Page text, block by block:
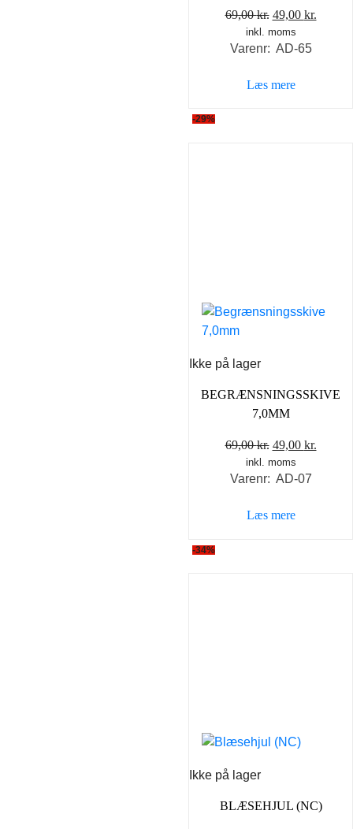
69,00kr. Den
oprindelige
pris
69,00 kr..
49,00 kr.
inkl. moms
Varenr: AD-65
Læs mere
-29%
Ikke på lager
BEGRÆNSNINGSSKIVE
7,0MM
69,00kr. Den
oprindelige
pris
69,00 kr..
49,00 kr.
inkl. moms
Varenr: AD-07
Læs mere
-34%
Ikke på lager
BLÆSEHJUL (NC)